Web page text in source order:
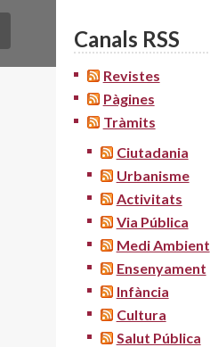
Canals RSS
Revistes
Pàgines
Tràmits
Ciutadania
Urbanisme
Activitats
Via Pública
Medi Ambient
Ensenyament
Infància
Cultura
Salut Pública